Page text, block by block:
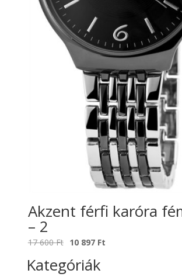
Akzent férfi karóra
– 2
17 600Ft Original
was:
10 897 Ft
Kategóriák